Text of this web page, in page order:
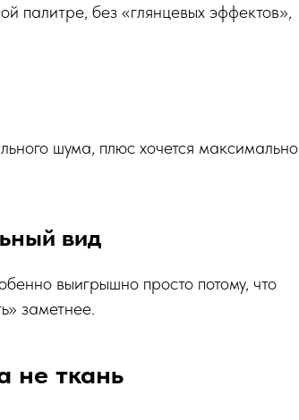
палитре, без «глянцевых эффектов»,
шума, плюс хочется максимально
вид
выигрышно просто потому, что
заметнее.
не ткань